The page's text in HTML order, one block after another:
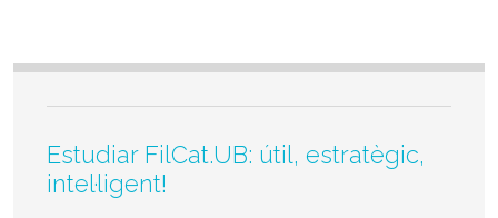
Estudiar FilCat.UB: útil, estratègic,
intel·ligent!